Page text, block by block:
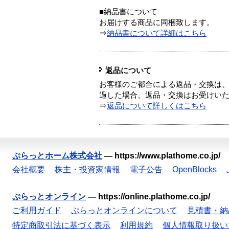
■納品書について
お届けする商品に同梱致します。
⇒納品書について詳細はこちら
返品について
お客様のご都合による返品・交換は
過した場合、返品・交換はお受けい
⇒返品について詳しくはこちら
ぷらっとホーム株式会社 — https://www.plathome.co.jp/
会社概要
株主・投資家情報 電子公告 OpenBlocks
ぷらっとオンライン — https://online.plathome.co.jp/
ご利用ガイド
ぷらっとオンラインについて
見積書・
特定商取引法に基づく表示
利用規約 個人情報取り扱